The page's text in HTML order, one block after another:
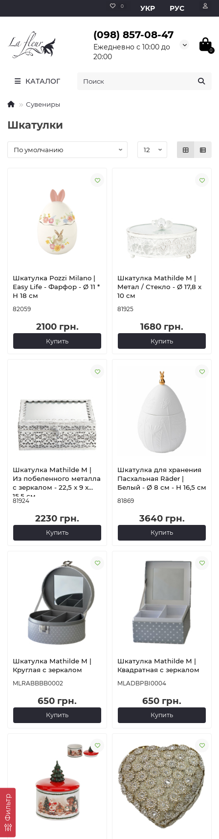
0 УКР РУС
(098) 857-08-47
Ежедневно с 10:00 до
20:00
0
КАТАЛОГ
Сувениры
Шкатулки
Фильтр
Шкатулка Pozzi Milano |
Easy Life - Фарфор - Ø 11 *
H 18 см
82059
2100 грн.
Купить
Шкатулка Mathilde M |
Метал / Стекло - Ø 17,8 x
10 см
81925
1680 грн.
Купить
Шкатулка Mathilde M |
Из побеленного металла
с зеркалом - 22,5 x 9 x
15,5 см
81924
2230 грн.
Купить
Шкатулка для хранения
Пасхальная Räder |
Белый - Ø 8 см - H 16,5 см
81869
3640 грн.
Купить
Шкатулка Mathilde M |
Круглая с зеркалом
MLRABBBB0002
650 грн.
Купить
Шкатулка Mathilde M |
Квадратная с зеркалом
MLADBPBI0004
650 грн.
Купить